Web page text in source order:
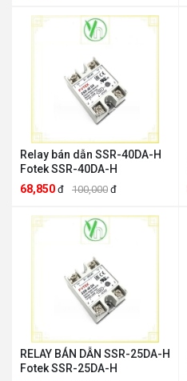
Relay bán dẫn SSR-40DA-H
Fotek SSR-40DA-H
68,850 đ 100,000 đ
RELAY BÁN DẪN SSR-25DA-H
Fotek SSR-25DA-H